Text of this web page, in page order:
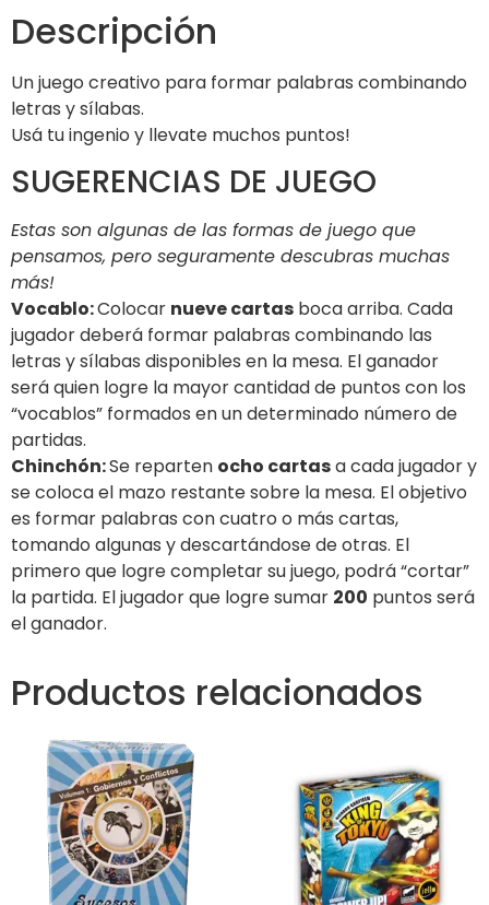
Descripción
Un juego creativo para formar palabras combinando
letras y sílabas.
Usá tu ingenio y llevate muchos puntos!
SUGERENCIAS DE JUEGO
Estas son algunas de las formas de juego que
pensamos, pero seguramente descubras muchas
más!
Vocablo:Colocar nueve cartas boca arriba. Cada
jugador deberá formar palabras combinando las
letras y sílabas disponibles en la mesa. El ganador
será quien logre la mayor cantidad de puntos con los
“vocablos” formados en un determinado número de
partidas.
Chinchón:Se reparten ocho cartasa cada jugador y
se coloca el mazo restante sobre la mesa. El objetivo
es formar palabras con cuatro o más cartas,
tomando algunas y descartándose de otras. El
primero que logre completar su juego, podrá “cortar”
la partida. El jugador que logre sumar 200 puntos será
el ganador.
Productos relacionados